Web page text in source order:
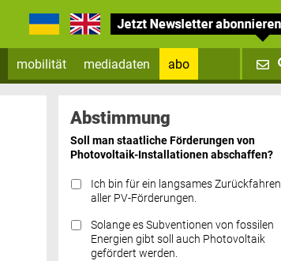
mobilität mediadaten
abo
Datenschutz FAQs
Abstimmung
Soll man staatliche Förderungen von
Photovoltaik-Installationen abschaffen?
Ich bin für ein langsames Zurückfahren
aller PV-Förderungen.
Solange es Subventionen von fossilen
Energien gibt soll auch Photovoltaik
gefördert werden.